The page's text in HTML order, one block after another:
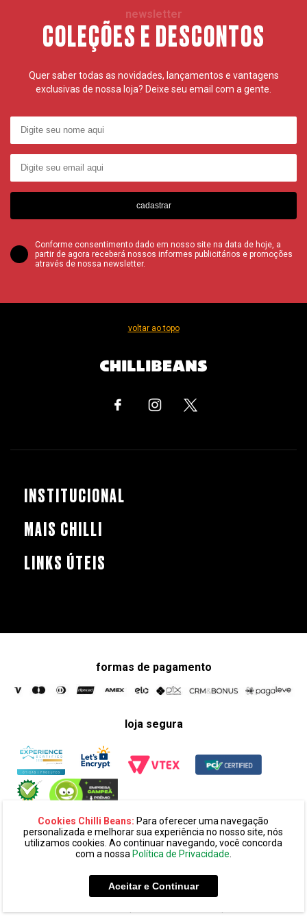
Cookies Chilli Beans: Para oferecer uma navegação
personalizada e melhorar sua experiência no nosso site, nós
utilizamos cookies. Ao continuar navegando, você concorda
com a nossa Política de Privacidade.
Aceitar e Continuar
newsletter
COLEÇÕES E DESCONTOS
Quer saber todas as novidades, lançamentos e vantagens
exclusivas de nossa loja? Deixe seu email com a gente.
cadastrar
Conforme consentimento dado em nosso site na data de hoje, a
partir de agora receberá nossos informes publicitários e promoções
através de nossa newsletter.
voltar ao topo
INSTITUCIONAL
MAIS CHILLI
LINKS ÚTEIS
formas de pagamento
loja segura
ltda. cnpj: 14.439.371/0002-60
alameda amazonas, 594, terreo mezanino, alphaville